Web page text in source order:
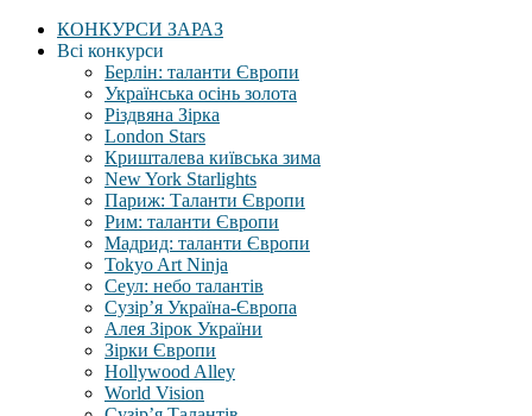
КОНКУРСИ ЗАРАЗ
Всі конкурси
Берлін: таланти Європи
Українська осінь золота
Різдвяна Зірка
London Stars
Кришталева київська зима
New York Starlights
Париж: Таланти Європи
Рим: таланти Європи
Мадрид: таланти Європи
Tokyo Art Ninja
Сеул: небо талантів
Сузір’я Україна-Європа
Алея Зірок України
Зірки Європи
Hollywood Alley
World Vision